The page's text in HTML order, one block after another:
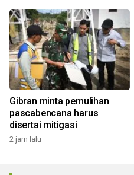
Gibran minta pemulihan
pascabencana harus
disertai mitigasi
2 jam lalu